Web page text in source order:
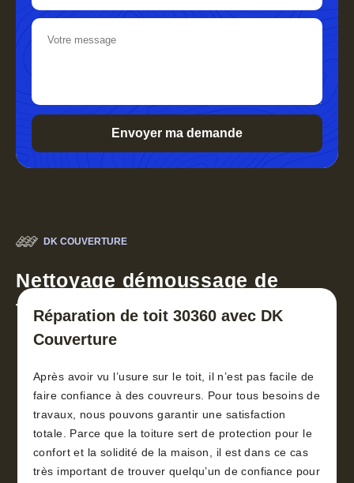
DK COUVERTURE
Nettoyage démoussage de
toiture 30
Réparation de toit 30360 avec DK
Couverture
Après avoir vu l’usure sur le toit, il n’est pas facile de
faire confiance à des couvreurs. Pour tous besoins de
travaux, nous pouvons garantir une satisfaction
totale. Parce que la toiture sert de protection pour le
confort et la solidité de la maison, il est dans ce cas
très important de trouver quelqu’un de confiance pour